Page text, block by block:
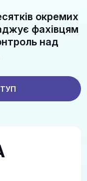
окремих
фахівцям
над